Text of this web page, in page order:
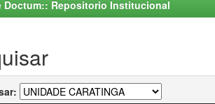
Doctum:: Repositorio Institucional